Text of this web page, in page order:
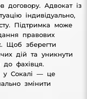
Адвокат із
індивідуально,
Підтримка може
правових
Щоб зберегти
дій та уникнути
до фахівця.
у Сокалі — це
змінити